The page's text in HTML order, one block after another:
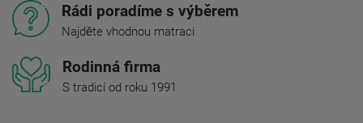
Rádi poradíme s výběrem
Najděte vhodnou matraci
Rodinná firma
S tradicí od roku 1991